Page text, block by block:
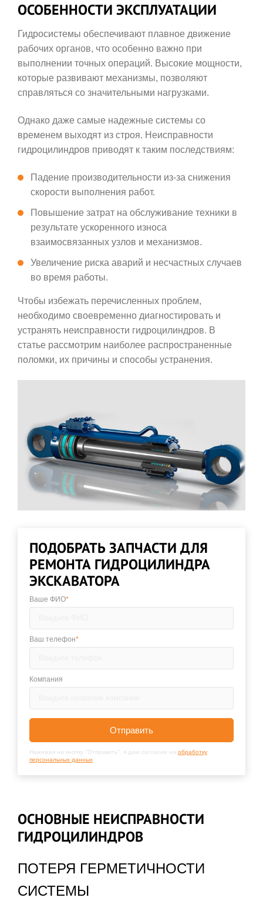
ОСОБЕННОСТИ ЭКСПЛУАТАЦИИ
Гидросистемы обеспечивают плавное движение
рабочих органов, что особенно важно при
выполнении точных операций. Высокие мощности,
которые развивают механизмы, позволяют
справляться со значительными нагрузками.
Однако даже самые надежные системы со
временем выходят из строя. Неисправности
гидроцилиндров приводят к таким последствиям:
Падение производительности из-за снижения
скорости выполнения работ.
Повышение затрат на обслуживание техники в
результате ускоренного износа
взаимосвязанных узлов и механизмов.
Увеличение риска аварий и несчастных случаев
во время работы.
Чтобы избежать перечисленных проблем,
необходимо своевременно диагностировать и
устранять неисправности гидроцилиндров. В
статье рассмотрим наиболее распространенные
поломки, их причины и способы устранения.
ПОДОБРАТЬ ЗАПЧАСТИ ДЛЯ
РЕМОНТА ГИДРОЦИЛИНДРА
ЭКСКАВАТОРА
Ваше ФИО*
Ваш телефон*
Компания
Нажимая на кнопку "Отправить", я даю согласие на обработку
персональных данных
Отправить
ОСНОВНЫЕ НЕИСПРАВНОСТИ
ГИДРОЦИЛИНДРОВ
ПОТЕРЯ ГЕРМЕТИЧНОСТИ
СИСТЕМЫ